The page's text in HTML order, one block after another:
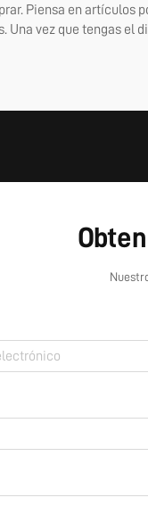
Piensa en
Una vez que tengas el